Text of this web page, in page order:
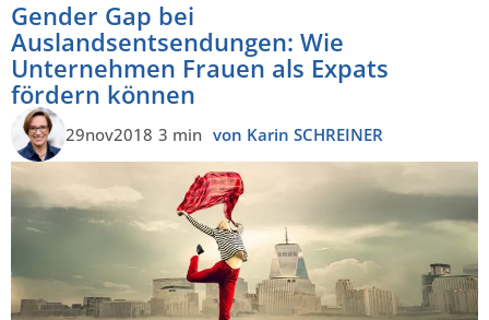
Gender Gap bei
Auslandsentsendungen: Wie
Unternehmen Frauen als Expats
fördern können
29nov2018 3 min von Karin SCHREINER